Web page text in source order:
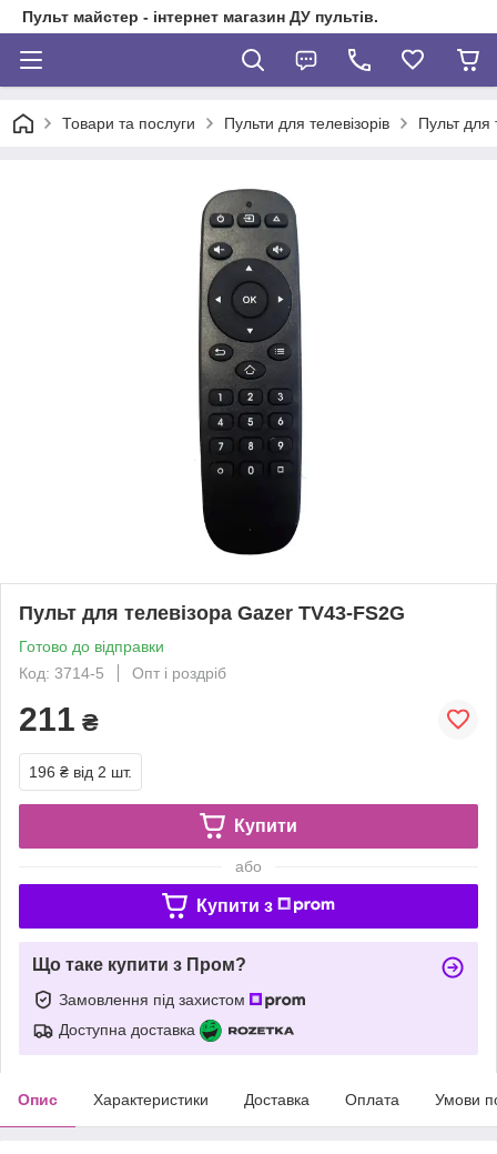
Пульт майстер - інтернет магазин ДУ пультів.
Товари та послуги Пульти для телевізорів Пульт для
Пульт для телевізора Gazer TV43-FS2G
Готово до відправки
Код: 3714-5
Опт і роздріб
211 ₴
196 ₴ від 2 шт.
Купити
або
Купити з
Що таке купити з Пром?
Замовлення під захистом
Доступна доставка
Опис Характеристики Доставка Оплата Умови